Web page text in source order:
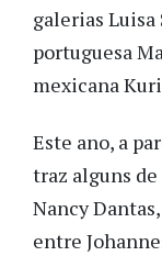
galerias Luisa
portuguesa
mexicana
Este ano, a
traz alguns de
Nancy
entre